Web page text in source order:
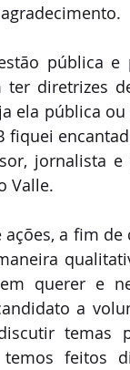
pública
ter diretrizes
ela pública
fiquei
jornalista e
Valle.
a fim
querer e
a
temas
feitos